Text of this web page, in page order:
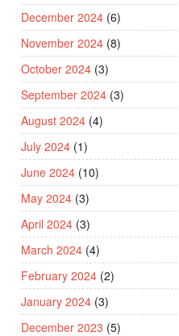
December 2024 (6)
November 2024 (8)
October 2024 (3)
September 2024 (3)
August 2024 (4)
July 2024 (1)
June 2024 (10)
May 2024 (3)
April 2024 (3)
March 2024 (4)
February 2024 (2)
January 2024 (3)
December 2023 (5)